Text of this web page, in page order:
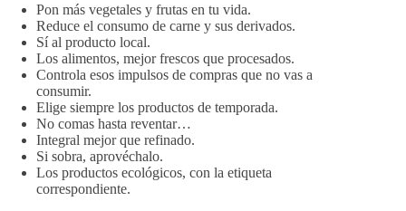
Pon más vegetales y frutas en tu vida.
Reduce el consumo de carne y sus derivados.
Sí al producto local.
Los alimentos, mejor frescos que procesados.
Controla esos impulsos de compras que no vas a
consumir.
Elige siempre los productos de temporada.
No comas hasta reventar…
Integral mejor que refinado.
Si sobra, aprovéchalo.
Los productos ecológicos, con la etiqueta
correspondiente.